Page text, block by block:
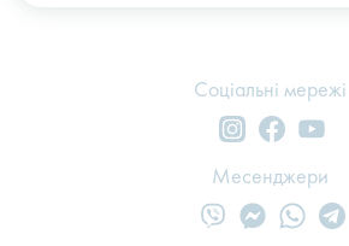
Соціальні мережі
Месенджери